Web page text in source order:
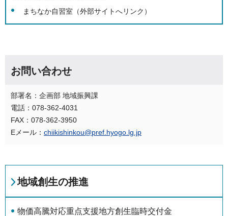
まちなか自習室（外部サイトへリンク）
お問い合わせ
部署名：企画部 地域振興課
電話：078-362-4031
FAX：078-362-3950
Eメール： chiikishinkou@pref.hyogo.lg.jp
地域創生の推進
物価高騰対応重点支援地方創生臨時交付金